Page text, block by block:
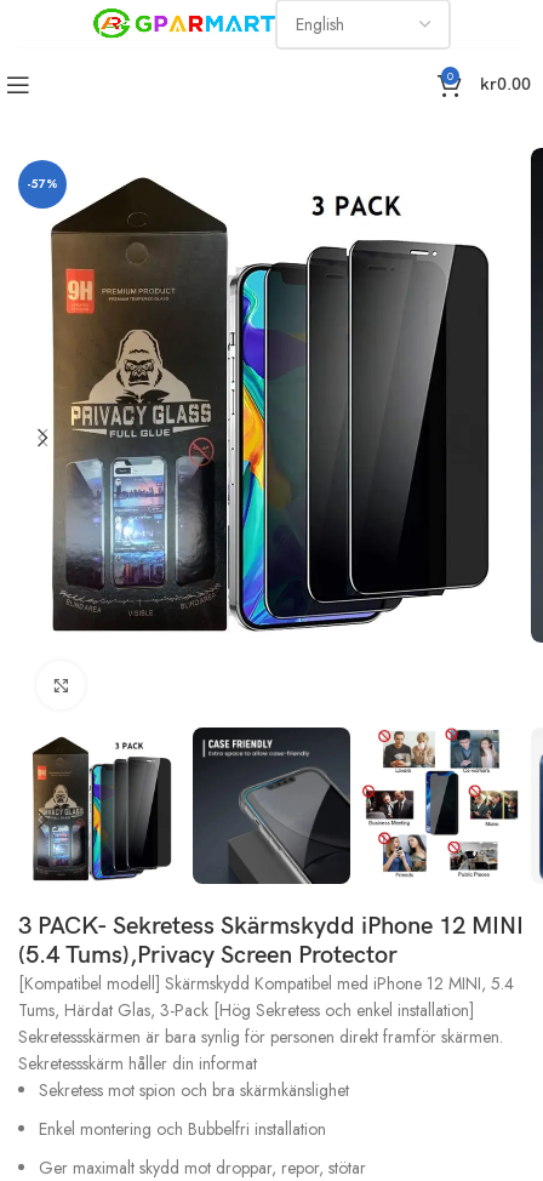
0 kr0.00
-57%
3 PACK- Sekretess Skärmskydd iPhone 12 MINI
(5.4 Tums),Privacy Screen Protector
[Kompatibel modell] Skärmskydd Kompatibel med iPhone 12 MINI, 5.4
Tums, Härdat Glas, 3-Pack [Hög Sekretess och enkel installation]
Sekretessskärmen är bara synlig för personen direkt framför skärmen.
Sekretessskärm håller din informat
Sekretess mot spion och bra skärmkänslighet
Enkel montering och Bubbelfri installation
Ger maximalt skydd mot droppar, repor, stötar